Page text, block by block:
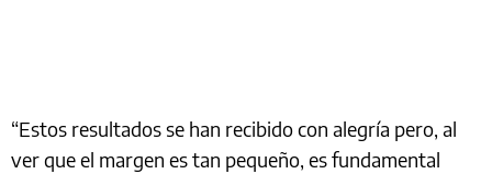
“Estos resultados se han recibido con alegría pero, al
ver que el margen es tan pequeño, es fundamental